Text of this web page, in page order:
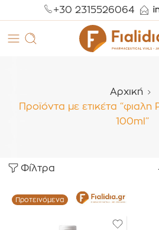
+30 2315526064
Αρχική
Προϊόντα με ετικέτα
100ml”
Φίλτρα
Προτεινόμενα